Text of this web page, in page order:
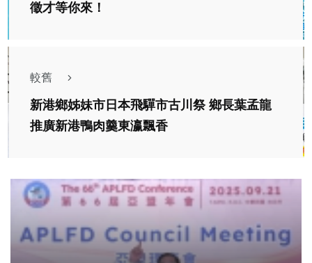
徵才等你來！
較舊
新港鄉姊妹市日本飛驒市古川祭 鄉長葉孟龍
推廣新港鴨肉羹東瀛飄香